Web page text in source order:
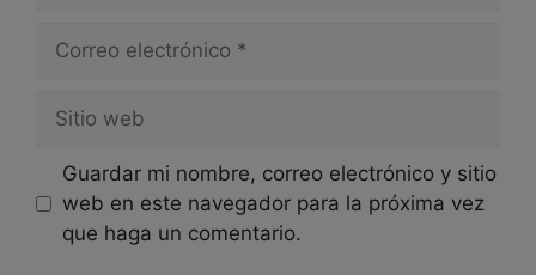
Guardar mi nombre, correo electrónico y sitio
web en este navegador para la próxima vez
que haga un comentario.